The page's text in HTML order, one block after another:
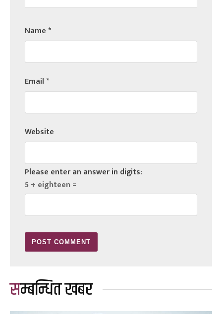
Name*
Email*
Website
Please enter an answer in digits:
5 + eighteen =
सम्बन्धित खबर